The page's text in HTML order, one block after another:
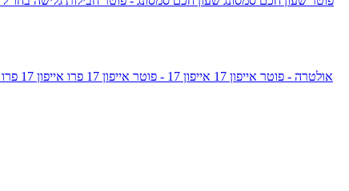
גלקסי S26 אולטרה - פוטר אייפון 17 אייפון 17 - פוטר אייפון 17 פרו אייפון 17 פרו - פוטר